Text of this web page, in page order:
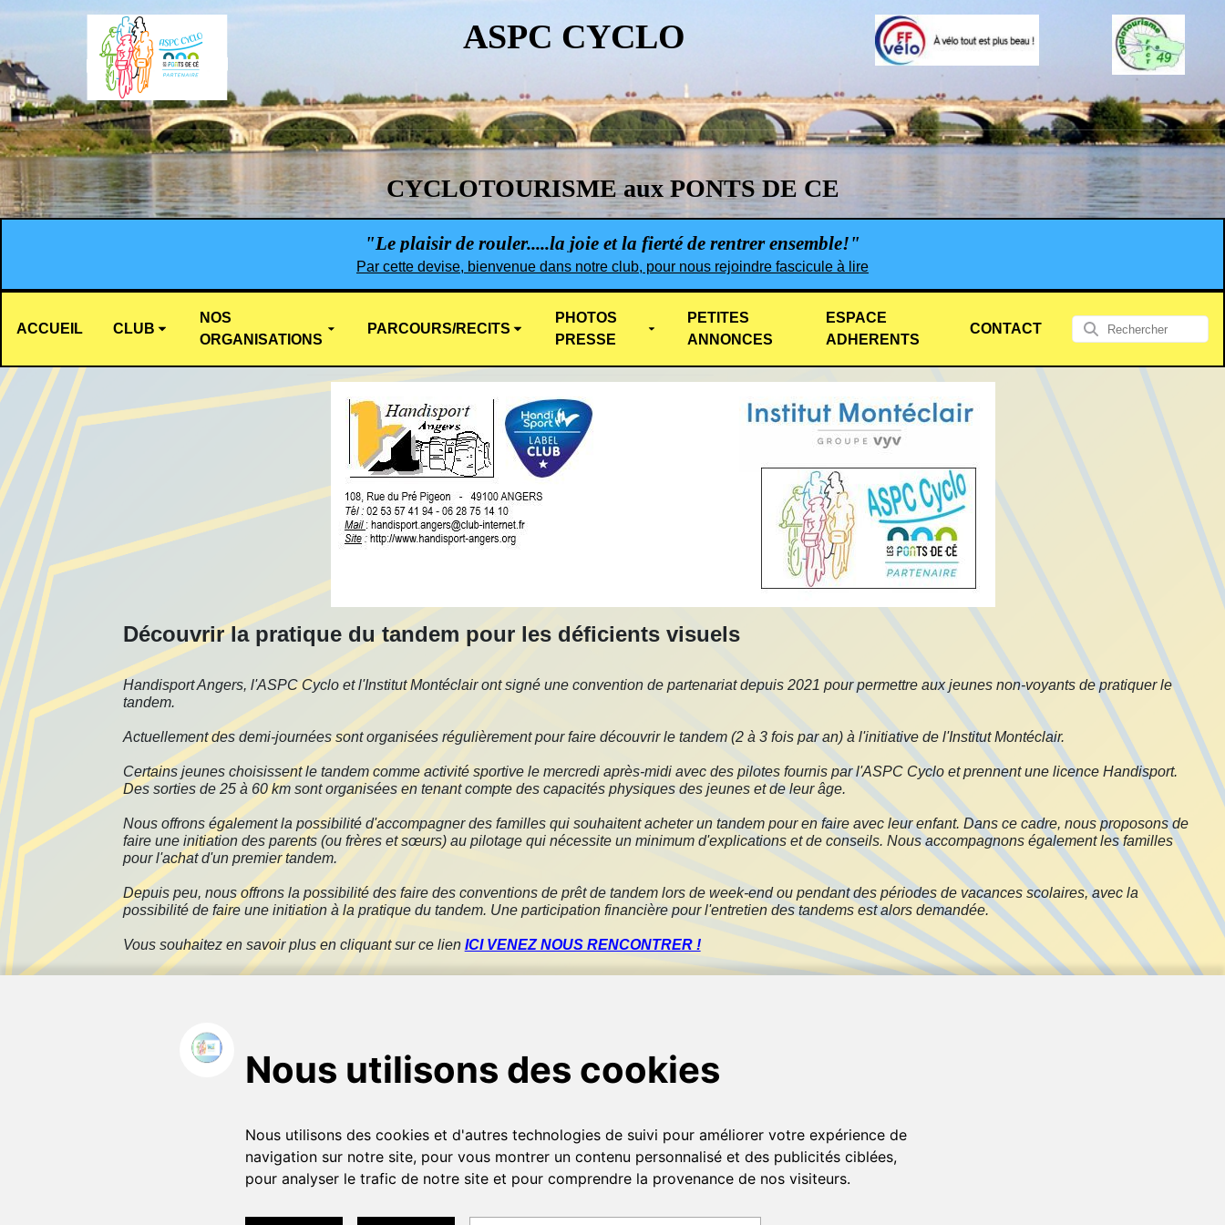
ASPC CYCLO
CYCLOTOURISME aux PONTS DE CE
"Le plaisir de rouler.....la joie et la fierté de rentrer ensemble!"
Par cette devise, bienvenue dans notre club, pour nous rejoindre fascicule à lire
ACCUEIL CLUB
NOS
ORGANISATIONS
PARCOURS/RECITS
PHOTOS
PRESSE
PETITES
ANNONCES
ESPACE
ADHERENTS
CONTACT
Découvrir la pratique du tandem pour les déficients visuels
Handisport Angers, l'ASPC Cyclo et l'Institut Montéclair ont signé une convention de partenariat depuis 2021 pour permettre aux jeunes non-voyants de pratiquer le
tandem.
Actuellement des demi-journées sont organisées régulièrement pour faire découvrir le tandem (2 à 3 fois par an) à l'initiative de l'Institut Montéclair.
Certains jeunes choisissent le tandem comme activité sportive le mercredi après-midi avec des pilotes fournis par l'ASPC Cyclo et prennent une licence Handisport.
Des sorties de 25 à 60 km sont organisées en tenant compte des capacités physiques des jeunes et de leur âge.
Nous offrons également la possibilité d'accompagner des familles qui souhaitent acheter un tandem pour en faire avec leur enfant. Dans ce cadre, nous proposons de
faire une initiation des parents (ou frères et sœurs) au pilotage qui nécessite un minimum d'explications et de conseils. Nous accompagnons également les familles
pour l'achat d'un premier tandem.
Depuis peu, nous offrons la possibilité des faire des conventions de prêt de tandem lors de week-end ou pendant des périodes de vacances scolaires, avec la
possibilité de faire une initiation à la pratique du tandem. Une participation financière pour l'entretien des tandems est alors demandée.
Vous souhaitez en savoir plus en cliquant sur ce lien ICI VENEZ NOUS RENCONTRER !
Handisport Angers
Responsable de la section tandem
Mail : tijoujoel@orange.fr